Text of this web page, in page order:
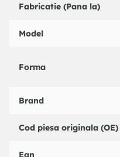
Fabricatie (Pana la)
Model
Forma
Brand
Cod piesa originala (OE)
Ean